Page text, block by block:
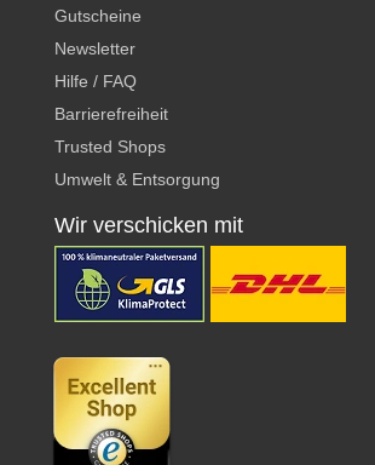
Gutscheine
Newsletter
Hilfe / FAQ
Barrierefreiheit
Trusted Shops
Umwelt & Entsorgung
Wir verschicken mit